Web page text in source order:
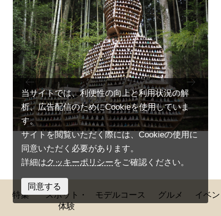
Prev
ious
Next
特集
スポット・
体験
モデルコース グルメ イベ
当サイトでは、利便性の向上と利用状況の解
析、広告配信のためにCookieを使用していま
す。
サイトを閲覧いただく際には、Cookieの使用に
同意いただく必要があります。
詳細はクッキーポリシーをご確認ください。
同意する